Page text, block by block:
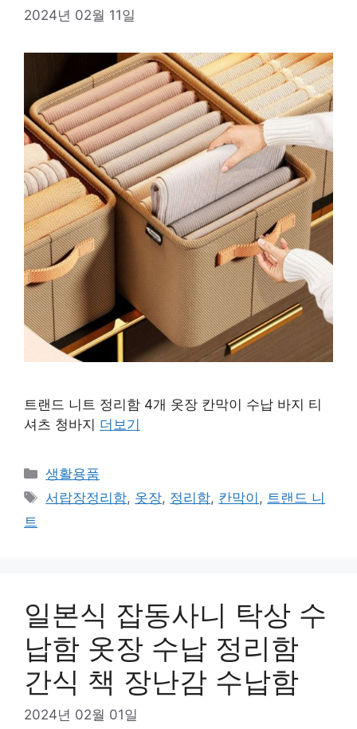
2024년 02월 11일
트랜드 니트 정리함 4개 옷장 칸막이 수납 바지 티
셔츠 청바지 더보기
카
테
생활용품
태
서랍장정리함, 옷장, 정리함, 칸막이 , 트랜드 니
트
일본식 잡동사니 탁상 수
납함 옷장 수납 정리함
간식 책 장난감 수납함
2024년 02월 01일